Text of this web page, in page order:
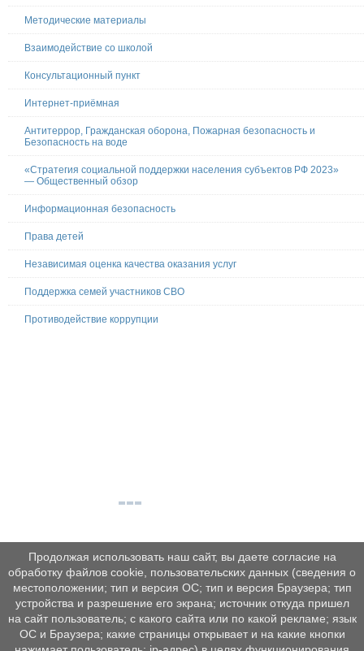
Методические материалы
Взаимодействие со школой
Консультационный пункт
Интернет-приёмная
Антитеррор, Гражданская оборона, Пожарная безопасность и
Безопасность на воде
«Стратегия социальной поддержки населения субъектов РФ 2023»
— Общественный обзор
Информационная безопасность
Права детей
Независимая оценка качества оказания услуг
Поддержка семей участников СВО
Противодействие коррупции
Продолжая использовать наш сайт, вы даете согласие на
обработку файлов cookie, пользовательских данных (сведения о
местоположении; тип и версия ОС; тип и версия Браузера; тип
устройства и разрешение его экрана; источник откуда пришел
на сайт пользователь; с какого сайта или по какой рекламе; язык
ОС и Браузера; какие страницы открывает и на какие кнопки